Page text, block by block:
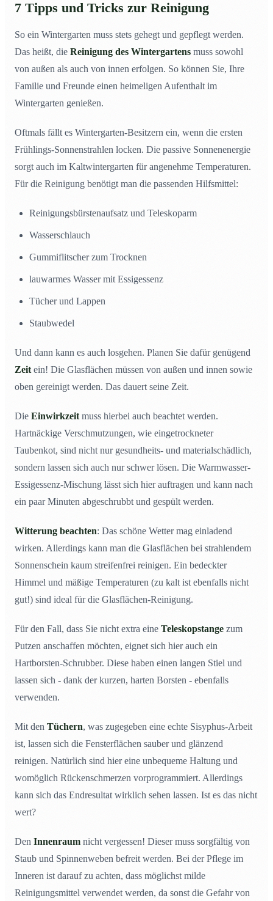
7 Tipps und Tricks zur Reinigung
So ein Wintergarten muss stets gehegt und gepflegt werden.
Das heißt, die Reinigung des Wintergartens muss sowohl
von außen als auch von innen erfolgen. So können Sie, Ihre
Familie und Freunde einen heimeligen Aufenthalt im
Wintergarten genießen.
Oftmals fällt es Wintergarten-Besitzern ein, wenn die ersten
Frühlings-Sonnenstrahlen locken. Die passive Sonnenenergie
sorgt auch im Kaltwintergarten für angenehme Temperaturen.
Für die Reinigung benötigt man die passenden Hilfsmittel:
Reinigungsbürstenaufsatz und Teleskoparm
Wasserschlauch
Gummiflitscher zum Trocknen
lauwarmes Wasser mit Essigessenz
Tücher und Lappen
Staubwedel
Und dann kann es auch losgehen. Planen Sie dafür genügend
Zeit ein! Die Glasflächen müssen von außen und innen sowie
oben gereinigt werden. Das dauert seine Zeit.
Die Einwirkzeit muss hierbei auch beachtet werden.
Hartnäckige Verschmutzungen, wie eingetrockneter
Taubenkot, sind nicht nur gesundheits- und materialschädlich,
sondern lassen sich auch nur schwer lösen. Die Warmwasser-
Essigessenz-Mischung lässt sich hier auftragen und kann nach
ein paar Minuten abgeschrubbt und gespült werden.
Witterung beachten: Das schöne Wetter mag einladend
wirken. Allerdings kann man die Glasflächen bei strahlendem
Sonnenschein kaum streifenfrei reinigen. Ein bedeckter
Himmel und mäßige Temperaturen (zu kalt ist ebenfalls nicht
gut!) sind ideal für die Glasflächen-Reinigung.
Für den Fall, dass Sie nicht extra eine Teleskopstange zum
Putzen anschaffen möchten, eignet sich hier auch ein
Hartborsten-Schrubber. Diese haben einen langen Stiel und
lassen sich - dank der kurzen, harten Borsten - ebenfalls
verwenden.
Mit den Tüchern, was zugegeben eine echte Sisyphus-Arbeit
ist, lassen sich die Fensterflächen sauber und glänzend
reinigen. Natürlich sind hier eine unbequeme Haltung und
womöglich Rückenschmerzen vorprogrammiert. Allerdings
kann sich das Endresultat wirklich sehen lassen. Ist es das nicht
wert?
Den Innenraum nicht vergessen! Dieser muss sorgfältig von
Staub und Spinnenweben befreit werden. Bei der Pflege im
Inneren ist darauf zu achten, dass möglichst milde
Reinigungsmittel verwendet werden, da sonst die Gefahr von